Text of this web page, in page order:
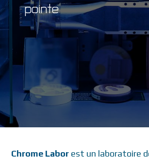
pointe
Chrome Laborest un laboratoire